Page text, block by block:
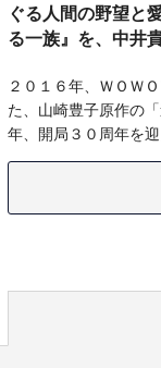
ぐる人間の野望と
る一族』を、中井
２０１６年、ＷＯＷ
た、山崎豊子原作の
年、開局３０周年を